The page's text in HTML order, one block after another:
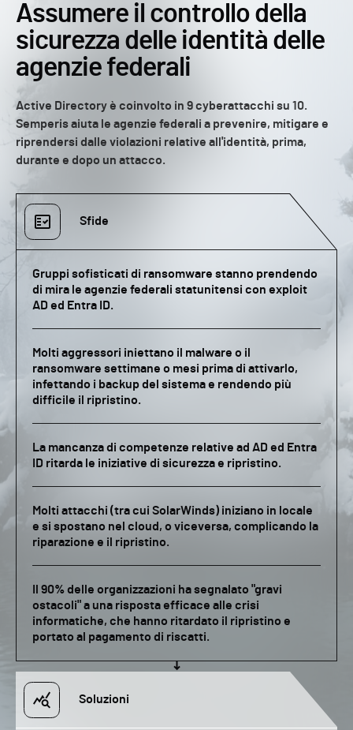
Assumere il controllo della
sicurezza delle identità delle
agenzie federali
Active Directory è coinvolto in 9 cyberattacchi su 10.
Semperis aiuta le agenzie federali a prevenire, mitigare e
riprendersi dalle violazioni relative all'identità, prima,
durante e dopo un attacco.
Sfide
Soluzioni
Gruppi sofisticati di ransomware stanno prendendo
di mira le agenzie federali statunitensi con exploit
AD ed Entra ID.
Molti aggressori iniettano il malware o il
ransomware settimane o mesi prima di attivarlo,
infettando i backup del sistema e rendendo più
difficile il ripristino.
La mancanza di competenze relative ad AD ed Entra
ID ritarda le iniziative di sicurezza e ripristino.
Molti attacchi (tra cui SolarWinds) iniziano in locale
e si spostano nel cloud, o viceversa, complicando la
riparazione e il ripristino.
Il 90% delle organizzazioni ha segnalato "gravi
ostacoli" a una risposta efficace alle crisi
informatiche, che hanno ritardato il ripristino e
portato al pagamento di riscatti.